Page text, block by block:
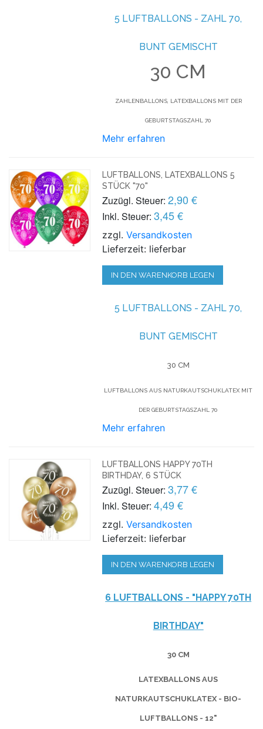
5 LUFTBALLONS - ZAHL 70,
BUNT GEMISCHT
30 CM
ZAHLENBALLONS, LATEXBALLONS MIT DER
GEBURTSTAGSZAHL 70
Mehr erfahren
LUFTBALLONS, LATEXBALLONS 5
STÜCK "70"
Zuzügl. Steuer: 2,90 €
Inkl. Steuer: 3,45 €
zzgl.Versandkosten
Lieferzeit: lieferbar
IN DEN WARENKORB LEGEN
5 LUFTBALLONS - ZAHL 70,
BUNT GEMISCHT
30 CM
LUFTBALLONS AUS NATURKAUTSCHUKLATEX MIT
DER GEBURTSTAGSZAHL 70
Mehr erfahren
LUFTBALLONS HAPPY 70TH
BIRTHDAY, 6 STÜCK
Zuzügl. Steuer: 3,77 €
Inkl. Steuer: 4,49 €
zzgl.Versandkosten
Lieferzeit: lieferbar
IN DEN WARENKORB LEGEN
6 LUFTBALLONS - "HAPPY 70TH
BIRTHDAY"
30 CM
LATEXBALLONS AUS
NATURKAUTSCHUKLATEX - BIO-
LUFTBALLONS - 12"